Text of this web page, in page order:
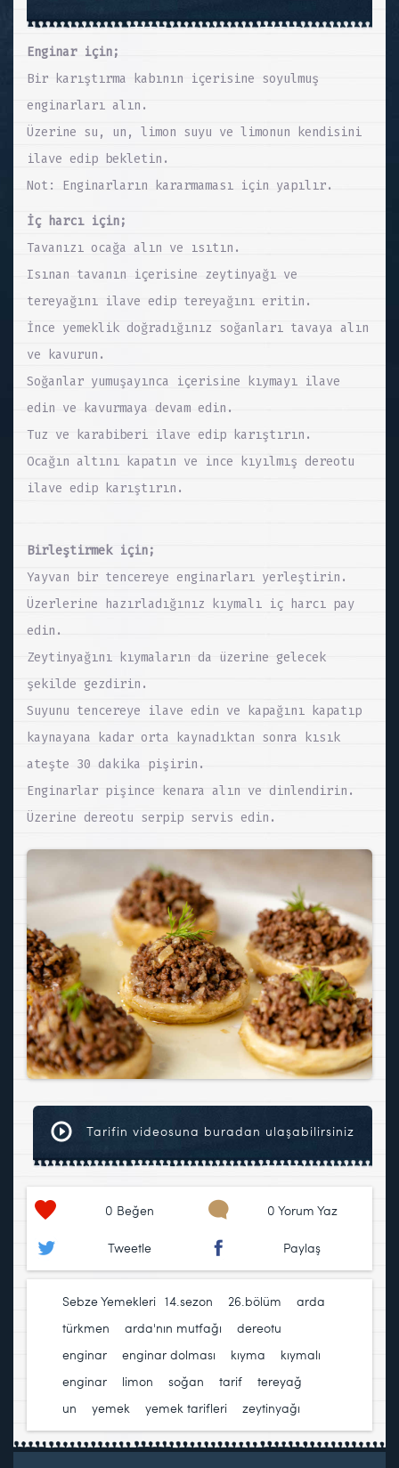
Enginar için;
Bir karıştırma kabının içerisine soyulmuş
enginarları alın.
Üzerine su, un, limon suyu ve limonun kendisini
ilave edip bekletin.
Not: Enginarların kararmaması için yapılır.
İç harcı için;
Tavanızı ocağa alın ve ısıtın.
Isınan tavanın içerisine zeytinyağı ve
tereyağını ilave edip tereyağını eritin.
İnce yemeklik doğradığınız soğanları tavaya alın
ve kavurun.
Soğanlar yumuşayınca içerisine kıymayı ilave
edin ve kavurmaya devam edin.
Tuz ve karabiberi ilave edip karıştırın.
Ocağın altını kapatın ve ince kıyılmış dereotu
ilave edip karıştırın.
Birleştirmek için;
Yayvan bir tencereye enginarları yerleştirin.
Üzerlerine hazırladığınız kıymalı iç harcı pay
edin.
Zeytinyağını kıymaların da üzerine gelecek
şekilde gezdirin.
Suyunu tencereye ilave edin ve kapağını kapatıp
kaynayana kadar orta kaynadıktan sonra kısık
ateşte 30 dakika pişirin.
Enginarlar pişince kenara alın ve dinlendirin.
Üzerine dereotu serpip servis edin.
Tarifin videosuna buradan ulaşabilirsiniz
0 Beğen 0 Yorum Yaz
Tweetle Paylaş
Sebze Yemekleri 14.sezon 26.bölüm
arda
türkmen
arda'nın mutfağı dereotu
enginar
enginar dolması kıyma
kıymalı
enginar
limon soğan tarif tereyağ
un
yemek yemek tarifleri zeytinyağı